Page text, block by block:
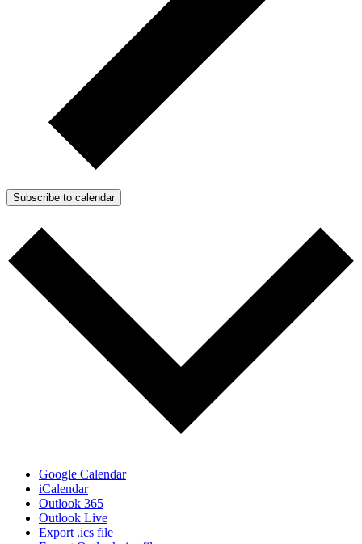
Subscribe to calendar
Google Calendar
iCalendar
Outlook 365
Outlook Live
Export .ics file